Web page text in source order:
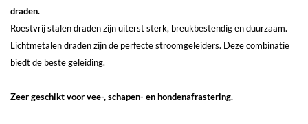
draden.
Roestvrij stalen draden zijn uiterst sterk, breukbestendig en duurzaam.
Lichtmetalen draden zijn de perfecte stroomgeleiders. Deze combinatie
biedt de beste geleiding.
Zeer geschikt voor vee-, schapen- en hondenafrastering.